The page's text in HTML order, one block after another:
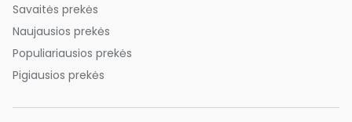
Savaitės prekės
Naujausios prekės
Populiariausios prekės
Pigiausios prekės